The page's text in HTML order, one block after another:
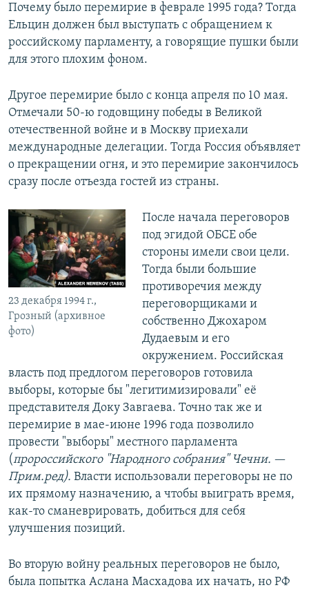
Почему было перемирие в феврале 1995 года? Тогда
Ельцин должен был выступать с обращением к
российскому парламенту, а говорящие пушки были
для этого плохим фоном.
Другое перемирие было с конца апреля по 10 мая.
Отмечали 50-ю годовщину победы в Великой
отечественной войне и в Москву приехали
международные делегации. Тогда Россия объявляет
о прекращении огня, и это перемирие закончилось
сразу после отъезда гостей из страны.
23 декабря 1994 г.,
Грозный (архивное
фото)
После начала переговоров
под эгидой ОБСЕ обе
стороны имели свои цели.
Тогда были большие
противоречия между
переговорщиками и
собственно Джохаром
Дудаевым и его
окружением. Российская
власть под предлогом переговоров готовила
выборы, которые бы "легитимизировали" её
представителя Доку Завгаева. Точно так же и
перемирие в мае-июне 1996 года позволило
провести "выборы" местного парламента
(пророссийского "Народного собрания" Чечни. —​
Прим.ред). Власти использовали переговоры не по
их прямому назначению, а чтобы выиграть время,
как-то сманеврировать, добиться для себя
улучшения позиций.
Во вторую войну реальных переговоров не было,
была попытка Аслана Масхадова их начать, но РФ